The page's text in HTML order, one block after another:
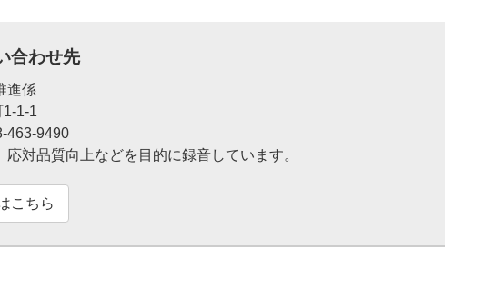
合わせ先
進係
1-1
463-9490
対品質向上などを目的に録音しています。
こちら